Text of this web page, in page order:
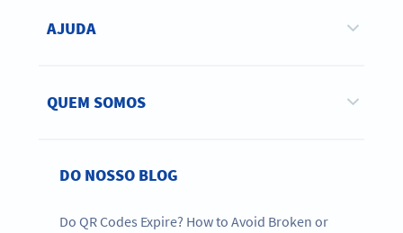
AJUDA
QUEM SOMOS
DO NOSSO BLOG
Do QR Codes Expire? How to Avoid Broken or